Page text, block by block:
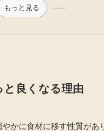
もっと見る
良くなる理由
かに食材に移す性質があ